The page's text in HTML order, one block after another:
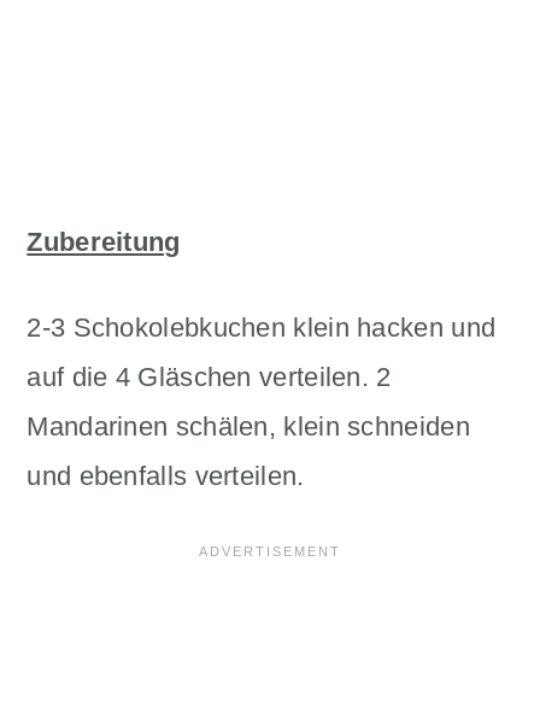
Zubereitung
2-3 Schokolebkuchen klein hacken und
auf die 4 Gläschen verteilen. 2
Mandarinen schälen, klein schneiden
und ebenfalls verteilen.